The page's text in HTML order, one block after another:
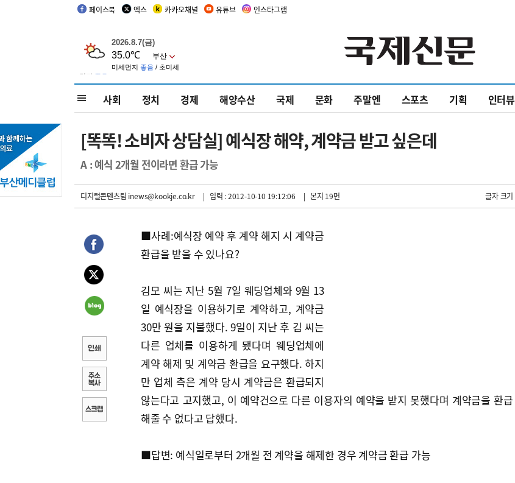
페이스북 엑스 카카오채널 유튜브 인스타그램
사회 정치 경제 해양수산 국제 문화 주말엔 스포츠 기획 인터뷰
[똑똑! 소비자 상담실] 예식장 해약, 계약금 받고 싶은데
A : 예식 2개월 전이라면 환급 가능
디지털콘텐츠팀 inews@kookje.co.kr | 입력 : 2012-10-10 19:12:06 | 본지 19면 글자 크기
■사례:예식장 예약 후 계약 해지 시 계약금
환급을 받을 수 있나요?
김모 씨는 지난 5월 7일 웨딩업체와 9월 13
일 예식장을 이용하기로 계약하고, 계약금
30만 원을 지불했다. 9일이 지난 후 김 씨는
다른 업체를 이용하게 됐다며 웨딩업체에
계약 해제 및 계약금 환급을 요구했다. 하지
만 업체 측은 계약 당시 계약금은 환급되지
않는다고 고지했고, 이 예약건으로 다른 이용자의 예약을 받지 못했다며 계약금을 환급
해줄 수 없다고 답했다.
■답변: 예식일로부터 2개월 전 계약을 해제한 경우 계약금 환급 가능